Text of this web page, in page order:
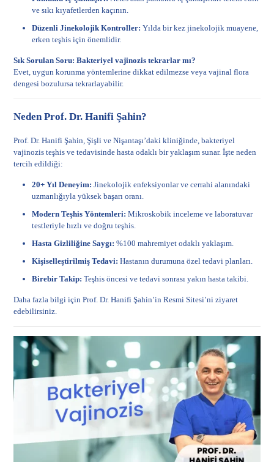
ve sıkı kıyafetlerden kaçının.
Düzenli Jinekolojik Kontroller: Yılda bir kez jinekolojik muayene,
erken teşhis için önemlidir.
Sık Sorulan Soru: Bakteriyel vajinozis tekrarlar mı?
Evet, uygun korunma yöntemlerine dikkat edilmezse veya vajinal flora
dengesi bozulursa tekrarlayabilir.
Neden Prof. Dr. Hanifi Şahin?
Prof. Dr. Hanifi Şahin, Şişli ve Nişantaşı’daki kliniğinde, bakteriyel
vajinozis teşhis ve tedavisinde hasta odaklı bir yaklaşım sunar. İşte neden
tercih edildiği:
20+ Yıl Deneyim: Jinekolojik enfeksiyonlar ve cerrahi alanındaki
uzmanlığıyla yüksek başarı oranı.
Modern Teşhis Yöntemleri: Mikroskobik inceleme ve laboratuvar
testleriyle hızlı ve doğru teşhis.
Hasta Gizliliğine Saygı: %100 mahremiyet odaklı yaklaşım.
Kişiselleştirilmiş Tedavi: Hastanın durumuna özel tedavi planları.
Birebir Takip: Teşhis öncesi ve tedavi sonrası yakın hasta takibi.
Daha fazla bilgi içinProf. Dr. Hanifi Şahin’in Resmi Sitesi’ni ziyaret
edebilirsiniz.